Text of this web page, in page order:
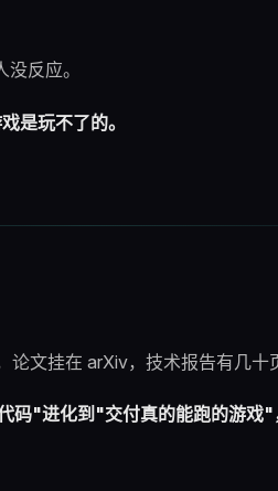
反应。
是玩不了的。
文挂在 arXiv，技术报告有几十
码"进化到"交付真的能跑的游戏"